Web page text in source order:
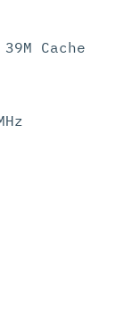
Cache